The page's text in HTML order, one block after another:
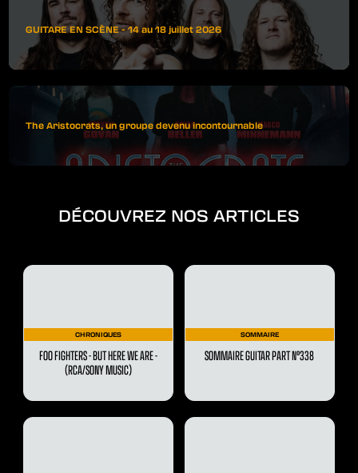
GUITARE EN SCÈNE - 14 au 18 juillet 2026
The Aristocrats, un groupe devenu incontournable
DÉCOUVREZ NOS ARTICLES
CHRONIQUES
FOO FIGHTERS - BUT HERE WE ARE -
(RCA/SONY MUSIC)
SOMMAIRE
SOMMAIRE GUITAR PART N°338